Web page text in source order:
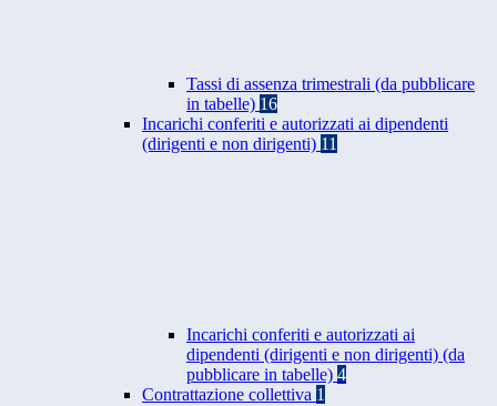
Tassi di assenza trimestrali (da pubblicare
in tabelle) 16
Incarichi conferiti e autorizzati ai dipendenti
(dirigenti e non dirigenti) 11
Incarichi conferiti e autorizzati ai
dipendenti (dirigenti e non dirigenti) (da
pubblicare in tabelle) 4
Contrattazione collettiva 1